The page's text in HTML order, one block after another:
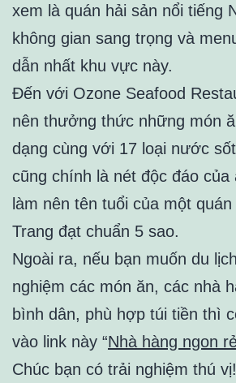
xem là quán hải sản nổi tiếng
không gian sang trọng và
dẫn nhất khu vực này.
Đến với Ozone Seafood
nên thưởng thức những món
dạng cùng với 17 loại nước
cũng chính là nét độc đáo của
làm nên tên tuổi của một
Trang đạt chuẩn 5 sao.
Ngoài ra, nếu bạn muốn du
nghiệm các món ăn, các nhà
bình dân, phù hợp túi tiền thì
vào link này “Nhà hàng ngon
Chúc bạn có trải nghiệm thú vị!